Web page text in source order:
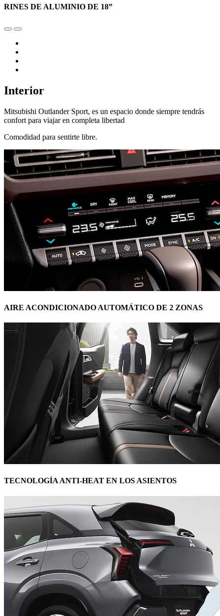
RINES DE ALUMINIO DE 18”
Interior
Mitsubishi Outlander Sport, es un espacio donde siempre tendrás
confort para viajar en completa libertad
Comodidad para sentirte libre.
AIRE ACONDICIONADO AUTOMÁTICO DE 2 ZONAS
TECNOLOGÍA ANTI-HEAT EN LOS ASIENTOS